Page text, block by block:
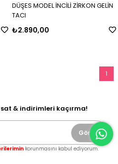
DÜŞES MODEL İNCİLİ ZİRKON GELİN
TACI
₺2.890,00
1
& indirimleri kaçırma!
Gönder
korunmasını kabul ediyorum.